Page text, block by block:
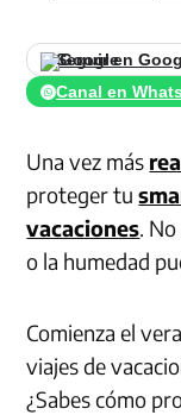
Seguir en
Canal en
Una vez más
proteger tu
vacaciones.
o la humedad
Comienza el
viajes de
¿Sabes cómo